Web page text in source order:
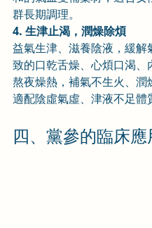
群長期調理。
4. 生津止渴，潤燥除煩
益氣生津、滋養陰液，緩解
致的口乾舌燥、心煩口渴、
熬夜燥熱，補氣不生火、潤
適配陰虛氣虛、津液不足體
四、黨參的臨床應